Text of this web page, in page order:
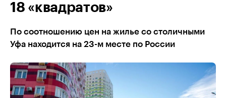
18 «квадратов»
По соотношению цен на жилье со столичными
Уфа находится на 23-м месте по России